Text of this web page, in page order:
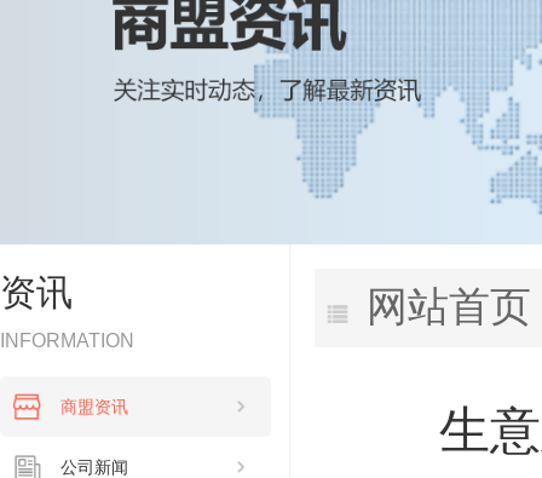
资讯
INFORMATION
商盟资讯
公司新闻
网站首页
生